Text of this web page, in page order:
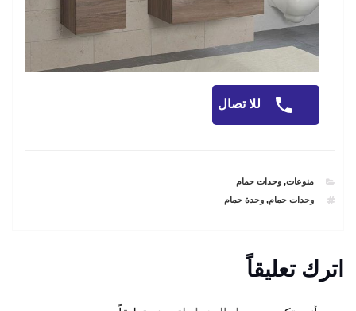
للا تصال
CATEGORIES
منوعات,وحدات حمام
TAGS
وحدات حمام,وحدة حمام
اترك تعليقاً